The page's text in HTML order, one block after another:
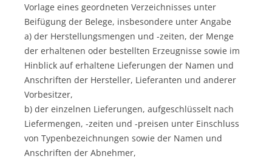
Vorlage eines geordneten Verzeichnisses unter
Beifügung der Belege, insbesondere unter Angabe
a) der Herstellungsmengen und -zeiten, der Menge
der erhaltenen oder bestellten Erzeugnisse sowie im
Hinblick auf erhaltene Lieferungen der Namen und
Anschriften der Hersteller, Lieferanten und anderer
Vorbesitzer,
b) der einzelnen Lieferungen, aufgeschlüsselt nach
Liefermengen, -zeiten und -preisen unter Einschluss
von Typenbezeichnungen sowie der Namen und
Anschriften der Abnehmer,